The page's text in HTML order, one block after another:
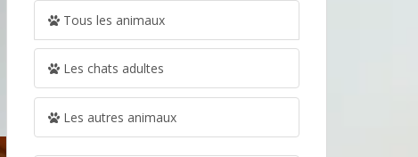
Tous les animaux
Les chats adultes
Les autres animaux